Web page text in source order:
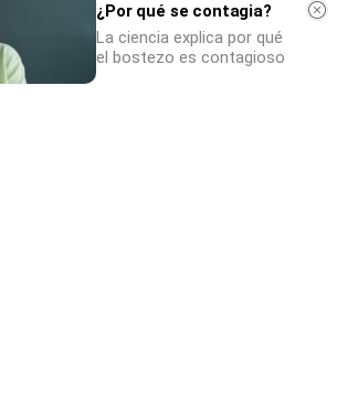
¿Por qué se contagia?
La ciencia explica por qué
el bostezo es contagioso